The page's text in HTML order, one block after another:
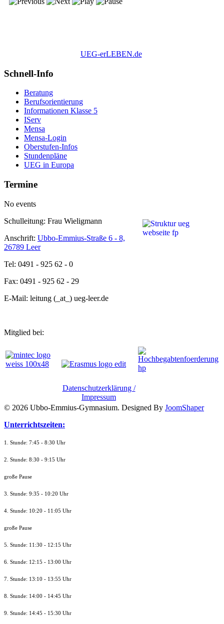
UEG-erLEBEN.de
Schnell-Info
Beratung
Berufsorientierung
Informationen Klasse 5
IServ
Mensa
Mensa-Login
Oberstufen-Infos
Stundenpläne
UEG in Europa
Termine
No events
Schulleitung: Frau Wieligmann
Anschrift: Ubbo-Emmius-Straße 6 - 8,
26789 Leer
Tel: 0491 - 925 62 - 0
Fax: 0491 - 925 62 - 29
E-Mail: leitung (_at_) ueg-leer.de
Mitglied bei:
Datenschutzerklärung /
Impressum
© 2026 Ubbo-Emmius-Gymnasium. Designed By JoomShaper
Unterrichtszeiten:
1. Stunde: 7:45 - 8:30 Uhr
2. Stunde: 8:30 - 9:15 Uhr
große Pause
3. Stunde: 9:35 - 10:20 Uhr
4. Stunde: 10:20 - 11:05 Uhr
große Pause
5. Stunde: 11:30 - 12:15 Uhr
6. Stunde: 12:15 - 13:00 Uhr
7. Stunde: 13:10 - 13:55 Uhr
8. Stunde: 14:00 - 14:45 Uhr
9. Stunde: 14:45 - 15:30 Uhr